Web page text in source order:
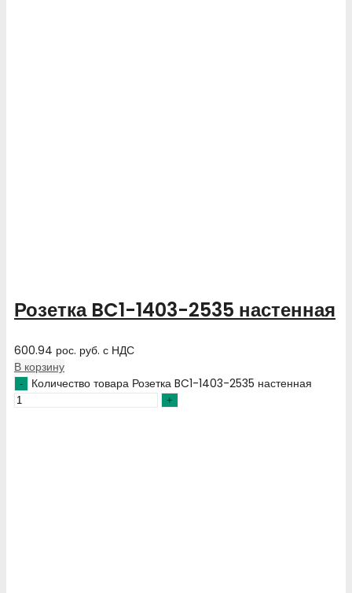
Розетка BC1-1403-2535 настенная
600.94 рос. руб. с НДС
В корзину
Количество товара Розетка BC1-1403-2535 настенная